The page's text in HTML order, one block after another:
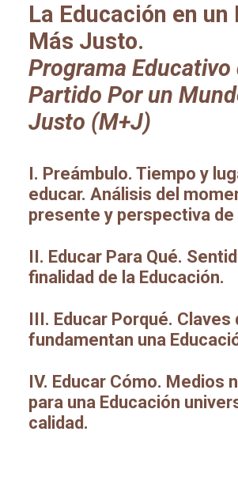
La Educación en un
Más Justo.
Programa Educativo
Partido Por un
Justo (M+J)
I. Preámbulo. Tiempo y
educar. Análisis del
presente y perspectiva
II. Educar Para Qué.
finalidad de la Educación.
III. Educar Porqué. Claves
fundamentan una
IV. Educar Cómo. Medios
para una Educación
calidad.